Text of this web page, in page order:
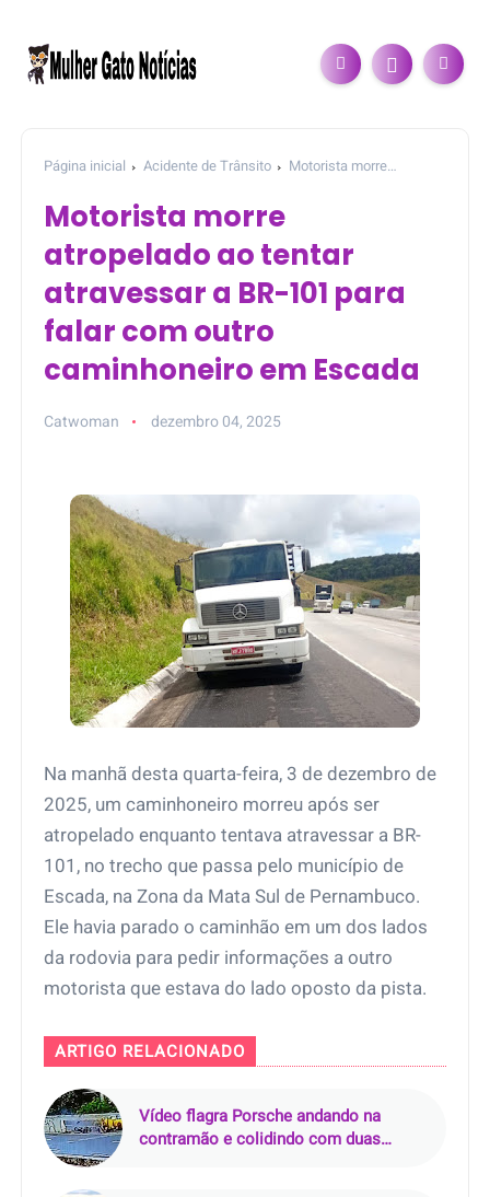
Página inicial Acidente de Trânsito
Motorista morre
caminhoneiro em Escada
Motorista morre
atropelado ao tentar
atravessar a BR-101 para
falar com outro
caminhoneiro em Escada
Catwoman dezembro 04, 2025
Na manhã desta quarta-feira, 3 de dezembro de
2025, um caminhoneiro morreu após ser
atropelado enquanto tentava atravessar a BR-
101, no trecho que passa pelo município de
Escada, na Zona da Mata Sul de Pernambuco.
Ele havia parado o caminhão em um dos lados
da rodovia para pedir informações a outro
motorista que estava do lado oposto da pista.
ARTIGO RELACIONADO
Vídeo flagra Porsche andando na
contramão e colidindo com duas